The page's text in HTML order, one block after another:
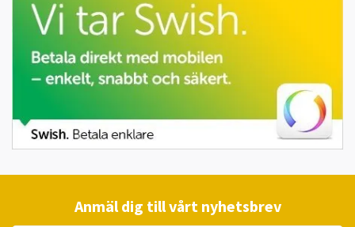
Anmäl dig till vårt nyhetsbrev